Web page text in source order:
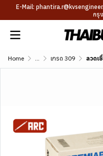
E-Mail:
กรุ
Home ... เกรด 309 ลวดเชื่อ